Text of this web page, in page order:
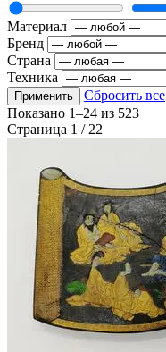
Материал
Бренд
Страна
Техника
Применить
Сбросить все
Показано 1–24 из 523
Страница 1 / 22